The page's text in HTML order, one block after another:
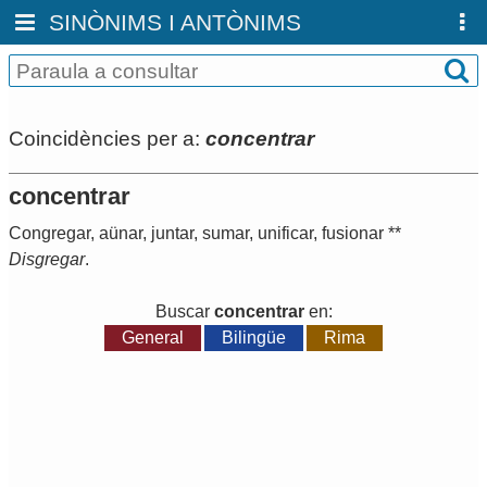
SINÒNIMS I ANTÒNIMS
Coincidències per a: concentrar
concentrar
Congregar, aünar, juntar, sumar, unificar, fusionar **
Disgregar.
Buscar concentraren:
General
Bilingüe Rima